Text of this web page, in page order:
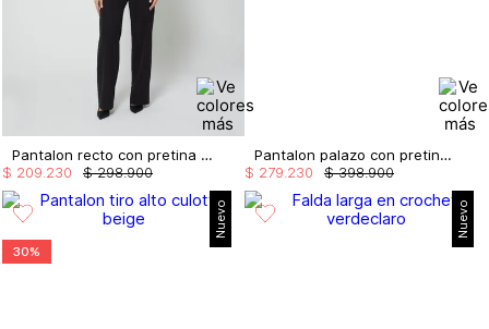
Pantalon recto con pretina en satin
$ 298.900
$ 209.230
Pantalon palazo con pretina embellecida
$ 398.900
$ 279.230
Nuevo
30%
Nuevo